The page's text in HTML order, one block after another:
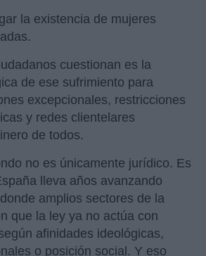
la existencia de mujeres
cuestionan es la
de ese sufrimiento para
excepcionales, restricciones
y redes clientelares
de todos.
no es únicamente jurídico. Es
lleva años avanzando
amplios sectores de la
que la ley ya no actúa con
afinidades ideológicas,
o posición social. Y eso